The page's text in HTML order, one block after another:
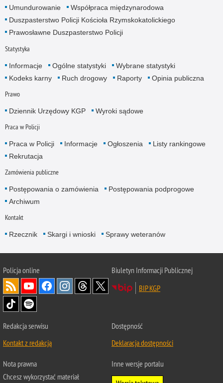
Umundurowanie
Współpraca międzynarodowa
Duszpasterstwo Policji Kościoła Rzymskokatolickiego
Prawosławne Duszpasterstwo Policji
Statystyka
Informacje Ogólne statystyki
Wybrane statystyki
Kodeks karny
Ruch drogowy Raporty Opinia publiczna
Prawo
Dziennik Urzędowy KGP Wyroki sądowe
Praca w Policji
Praca w Policji Informacje Ogłoszenia
Listy rankingowe
Rekrutacja
Zamówienia publiczne
Postępowania o zamówienia
Postępowania podprogowe
Archiwum
Kontakt
Rzecznik Skargi i wnioski Sprawy weteranów
Policjaonline
Biuletyn Informacji Publicznej
BIP KGP
Redakcja serwisu
Kontakt z redakcją
Dostępność
Deklaracja dostępności
Nota prawna
Chcesz wykorzystać materiał
Inne wersje portalu